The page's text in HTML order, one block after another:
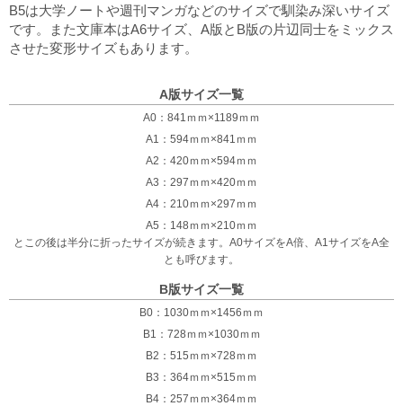
B5は大学ノートや週刊マンガなどのサイズで馴染み深いサイズ
です。また文庫本はA6サイズ、A版とB版の片辺同士をミックス
させた変形サイズもあります。
A版サイズ一覧
A0：841ｍｍ×1189ｍｍ
A1：594ｍｍ×841ｍｍ
A2：420ｍｍ×594ｍｍ
A3：297ｍｍ×420ｍｍ
A4：210ｍｍ×297ｍｍ
A5：148ｍｍ×210ｍｍ
とこの後は半分に折ったサイズが続きます。A0サイズをA倍、A1サイズをA全
とも呼びます。
B版サイズ一覧
B0：1030ｍｍ×1456ｍｍ
B1：728ｍｍ×1030ｍｍ
B2：515ｍｍ×728ｍｍ
B3：364ｍｍ×515ｍｍ
B4：257ｍｍ×364ｍｍ